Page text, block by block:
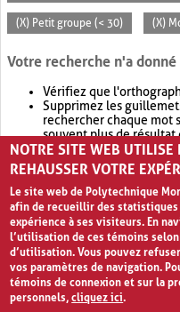
(X) Petit groupe (< 30) (X)
Votre recherche n'a
Vérifiez que
Supprimez les
rechercher chaque mot
souvent plus de
Envisagez d'élargir
retournera souvent
NOTRE SITE WEB
REHAUSSER VOTRE
Le site web de Polytechnique
afin de recueillir des
expérience à ses visiteurs. En
l’utilisation de ces témoins
d’utilisation. Vous pouvez
vos paramètres de navigation.
témoins de connexion et sur la
personnels,cliquez ici.